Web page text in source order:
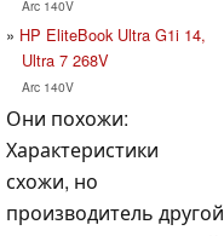
Arc 140V
HP EliteBook Ultra G1i 14,
Ultra 7 268V
Arc 140V
Они похожи:
Характеристики
схожи, но
производитель другой